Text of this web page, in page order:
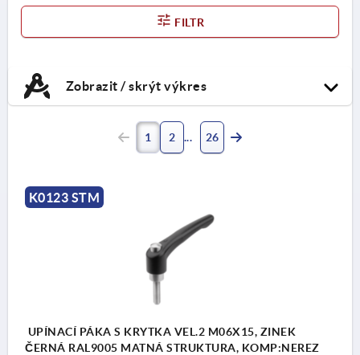
FILTR
Zobrazit / skrýt výkres
1 2 26
K0123 STM
UPÍNACÍ PÁKA S KRYTKA VEL.2 M06X15, ZINEK
ČERNÁ RAL9005 MATNÁ STRUKTURA, KOMP:NEREZ